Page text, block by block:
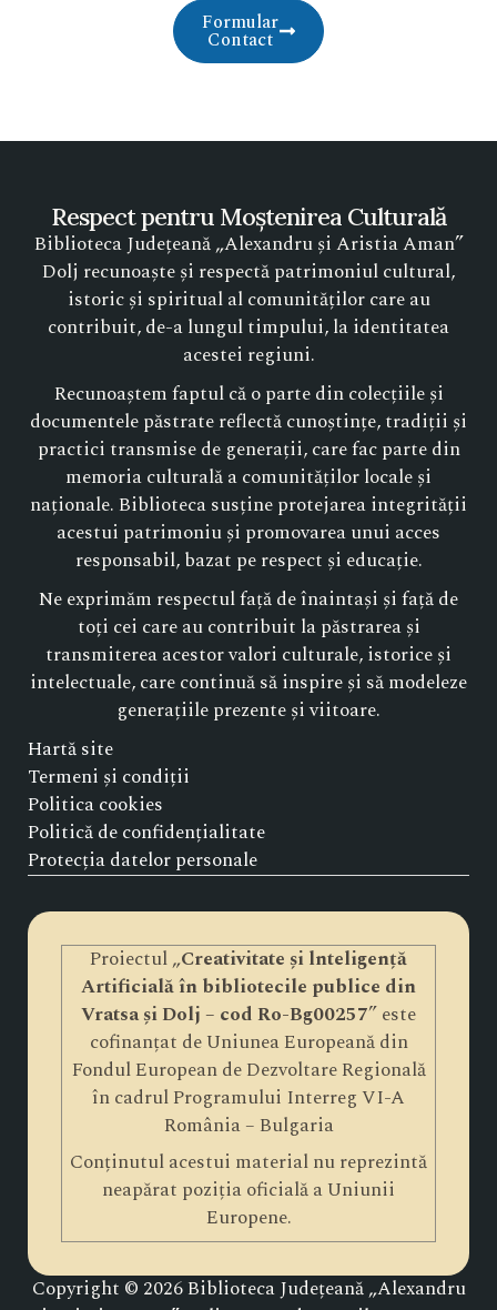
Formular
Contact
Respect pentru Moștenirea Culturală
Biblioteca Județeană „Alexandru și Aristia Aman”
Dolj recunoaște și respectă patrimoniul cultural,
istoric și spiritual al comunităților care au
contribuit, de-a lungul timpului, la identitatea
acestei regiuni.
Recunoaștem faptul că o parte din colecțiile și
documentele păstrate reflectă cunoștințe, tradiții și
practici transmise de generații, care fac parte din
memoria culturală a comunităților locale și
naționale. Biblioteca susține protejarea integrității
acestui patrimoniu și promovarea unui acces
responsabil, bazat pe respect și educație.
Ne exprimăm respectul față de înaintași și față de
toți cei care au contribuit la păstrarea și
transmiterea acestor valori culturale, istorice și
intelectuale, care continuă să inspire și să modeleze
generațiile prezente și viitoare.
Hartă site
Termeni și condiții
Politica cookies
Politică de confidențialitate
Protecția datelor personale
Proiectul „Creativitate și lnteligență
Artificială în bibliotecile publice din
Vratsa și Dolj – cod Ro-Bg00257” este
cofinanțat de Uniunea Europeană din
Fondul European de Dezvoltare Regională
în cadrul Programului Interreg VI-A
România – Bulgaria
Conținutul acestui material nu reprezintă
neapărat poziția oficială a Uniunii
Europene.
Copyright © 2026 Biblioteca Județeană „Alexandru